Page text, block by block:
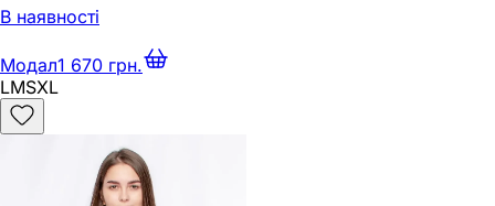
В наявності
Модал1 670 грн.
LMSXL